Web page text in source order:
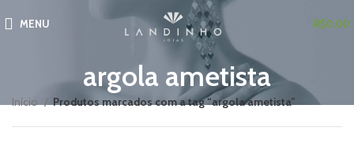
MENU R$0,00
argola ametista
Início Produtos marcados com a tag “argola ametista”